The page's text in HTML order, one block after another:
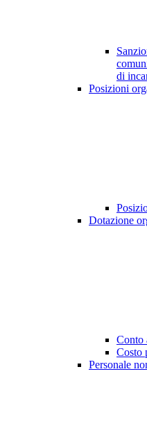
di
Posizioni
Dotazione
Conto
Costo
Personale